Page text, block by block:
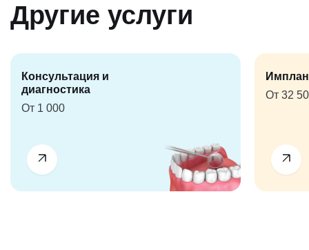
Другие услуги
Консультация и
диагностика
От 1 000
От 32